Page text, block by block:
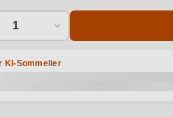
1
KI-Sommelier